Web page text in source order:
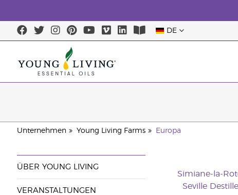
DE
Unternehmen Young Living Farms Europa
ÜBER YOUNG LIVING
VERANSTALTUNGEN
Simiane-la-
Seville